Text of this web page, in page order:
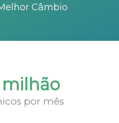
Câmbio
milhão
por mês